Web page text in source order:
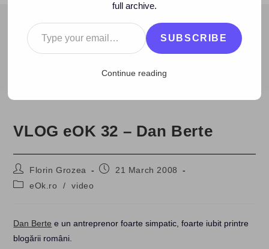
BLOG
2008 > March > 21 > eOk.ro VLOG eOK 32 – Dan Berte
VLOG eOK 32 – Dan Berte
Post
author:
Florin Grozea
Post21 March 2008
PosteOk.ro / video
Dan Berte e un antreprenor foarte simpatic, foarte iubit printre
blogării români.
full archive.
Type your email…
SUBSCRIBE
Continue reading